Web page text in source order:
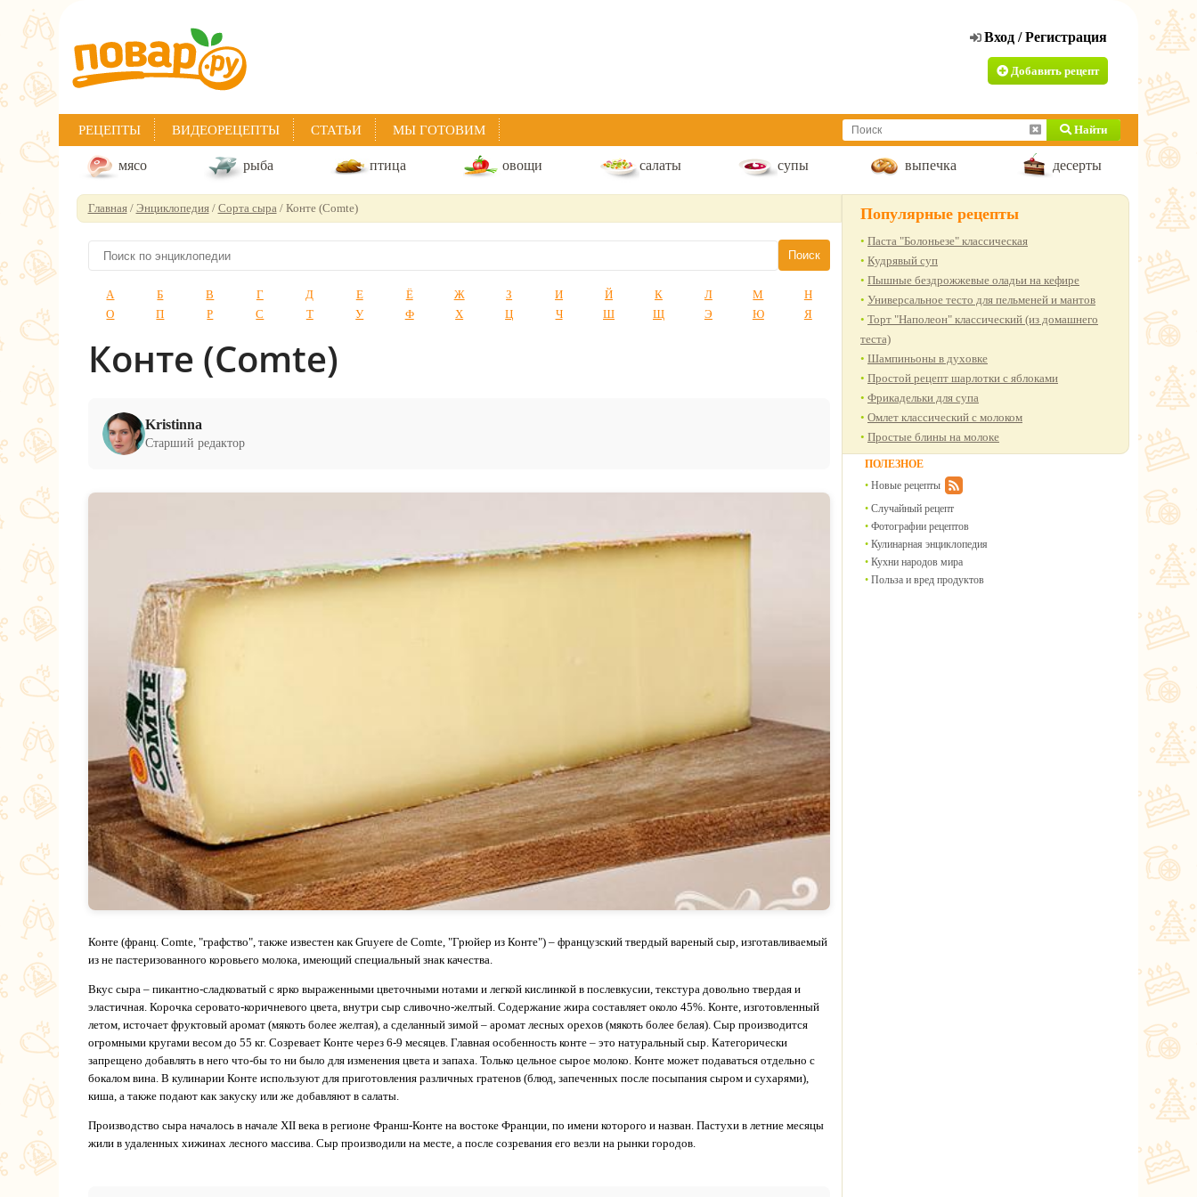
Добавить рецепт
РЕЦЕПТЫ ВИДЕОРЕЦЕПТЫ СТАТЬИ МЫ ГОТОВИМ Найти
мясо рыба птица овощи салаты супы выпечка десерты
Главная/ Энциклопедия/ Сорта сыра/ Конте (Comte)
А Б В Г Д Е Ё Ж З И Й К Л М
Н
О
П Р С Т У Ф Х Ц Ч Ш Щ Э Ю Я
Конте (Comte)
Kristinna
Старший редактор
Конте (франц. Comte, "графство", также известен как Gruyеre de Comtе, "Грюйер из Конте") – французский твердый вареный сыр, изготавливаемый
из не пастеризованного коровьего молока, имеющий специальный знак качества.
Вкус сыра – пикантно-сладковатый с ярко выраженными цветочными нотами и легкой кислинкой в послевкусии, текстура довольно твердая и
эластичная. Корочка серовато-коричневого цвета, внутри сыр сливочно-желтый. Содержание жира составляет около 45%. Конте, изготовленный
летом, источает фруктовый аромат (мякоть более желтая), а сделанный зимой – аромат лесных орехов (мякоть более белая). Сыр производится
огромными кругами весом до 55 кг. Созревает Конте через 6-9 месяцев. Главная особенность конте – это натуральный сыр. Категорически
запрещено добавлять в него что-бы то ни было для изменения цвета и запаха. Только цельное сырое молоко. Конте может подаваться отдельно с
бокалом вина. В кулинарии Конте используют для приготовления различных гратенов (блюд, запеченных после посыпания сыром и сухарями),
киша, а также подают как закуску или же добавляют в салаты.
Производство сыра началось в начале XII века в регионе Франш-Конте на востоке Франции, по имени которого и назван. Пастухи в летние месяцы
жили в удаленных хижинах лесного массива. Сыр производили на месте, а после созревания его везли на рынки городов.
Популярные рецепты
Паста "Болоньезе" классическая
Кудрявый суп
Пышные бездрожжевые оладьи на кефире
Универсальное тесто для пельменей и мантов
Торт "Наполеон" классический (из домашнего
теста)
Шампиньоны в духовке
Простой рецепт шарлотки с яблоками
Фрикадельки для супа
Омлет классический с молоком
Простые блины на молоке
ПОЛЕЗНОЕ
Новые рецепты
Случайный рецепт
Фотографии рецептов
Кулинарная энциклопедия
Кухни народов мира
Польза и вред продуктов